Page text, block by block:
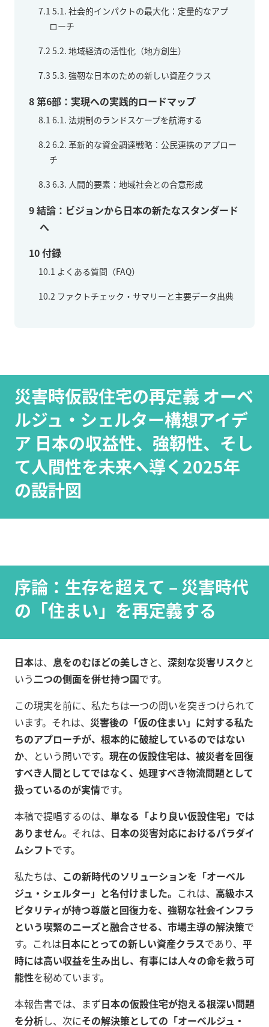
7.1 5.1. 社会的インパクトの最大化：定量的なアプ
ローチ
7.2 5.2. 地域経済の活性化（地方創生）
7.3 5.3. 強靭な日本のための新しい資産クラス
8第6部：実現への実践的ロードマップ
8.1 6.1. 法規制のランドスケープを航海する
8.2 6.2. 革新的な資金調達戦略：公民連携のアプロー
チ
8.3 6.3. 人間的要素：地域社会との合意形成
9結論：ビジョンから日本の新たなスタンダード
へ
10付録
10.1 よくある質問（FAQ）
10.2 ファクトチェック・サマリーと主要データ出典
災害時仮設住宅の再定義 オーベ
ルジュ・シェルター構想アイデ
ア 日本の収益性、強靭性、そし
て人間性を未来へ導く2025年
の設計図
序論：生存を超えて – 災害時代
の「住まい」を再定義する
日本は、 息をのむほどの美しさ と、 深刻な災害リスク と
いう二つの側面を併せ持つ国です。
この現実を前に、私たちは一つの問いを突きつけられて
います。それは、 災害後の「仮の住まい」に対する私た
ちのアプローチが、根本的に破綻しているのではない
か、という問いです。 現在の仮設住宅は、被災者を回復
すべき人間としてではなく、処理すべき物流問題として
扱っているのが実情です。
本稿で提唱するのは、 単なる「より良い仮設住宅」では
ありません。それは、 日本の災害対応におけるパラダイ
ムシフトです。
私たちは、 この新時代のソリューションを「オーベル
ジュ・シェルター」と名付けました。 これは、 高級ホス
ピタリティが持つ尊厳と回復力を、強靭な社会インフラ
という喫緊のニーズと融合させる、市場主導の解決策で
す。これは日本にとっての新しい資産クラスであり、 平
時には高い収益を生み出し、有事には人々の命を救う可
能性を秘めています。
本報告書では、まず日本の仮設住宅が抱える根深い問題
を分析し、次にその解決策としての「オーベルジュ・